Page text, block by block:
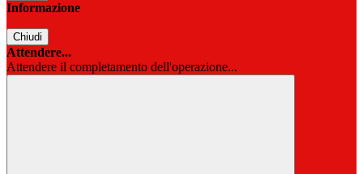
Informazione
Chiudi
Attendere...
Attendere il completamento dell'operazione...